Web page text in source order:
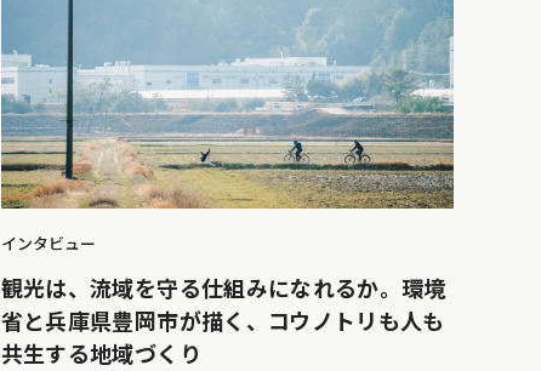
インタビュー
観光は、流域を守る仕組みになれるか。環境
省と兵庫県豊岡市が描く、コウノトリも人も
共生する地域づくり